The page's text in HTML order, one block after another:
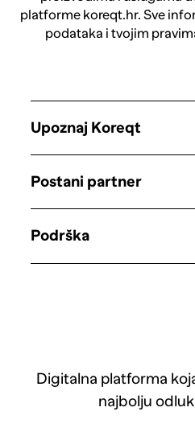
platforme koreqt.hr. Sve
podataka i tvojim
Digitalna platforma
najbolju
Upoznaj Koreqt
Postani partner
Podrška